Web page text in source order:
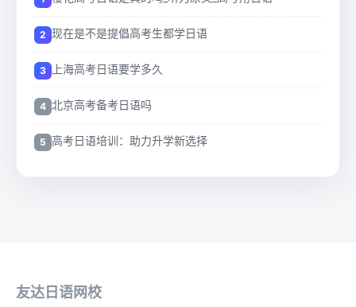
现在是不是提倡高考生都学日语
上海高考日语要学多久
北京高考备考日语吗
高考日语培训：助力升学新选择
友达日语网校